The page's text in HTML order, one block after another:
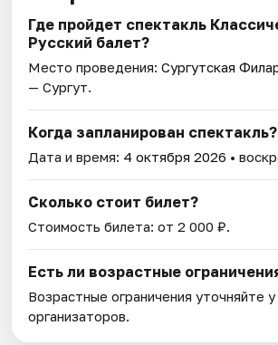
Где пройдет спектакль
Русский балет?
Место проведения:Сургутская
— Сургут.
Когда запланирован спектакль?
Дата и время: 4 октября 2026 •
Сколько стоит билет?
Стоимость билета: от 2 000 ₽.
Есть ли возрастные
Возрастные ограничения уточняйте у
организаторов.